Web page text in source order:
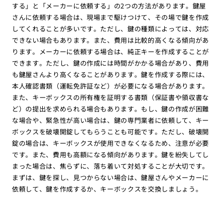
する」と「メーカーに依頼する」の2つの方法があります。鍵屋
さんに依頼する場合は、現場まで駆けつけて、その場で鍵を作成
してくれることが多いです。ただし、鍵の種類によっては、対応
できない場合もあります。また、費用は比較的高くなる傾向があ
ります。メーカーに依頼する場合は、純正キーを作成することが
できます。ただし、鍵の作成には時間がかかる場合があり、費用
も鍵屋さんより高くなることがあります。鍵を作成する際には、
本人確認書類（運転免許証など）が必要になる場合があります。
また、キーボックスの所有権を証明する書類（保証書や領収書な
ど）の提出を求められる場合もあります。もし、鍵の作成が困難
な場合や、緊急性が高い場合は、鍵の専門業者に依頼して、キー
ボックスを破壊開錠してもらうことも可能です。ただし、破壊開
錠の場合は、キーボックスが使用できなくなるため、注意が必要
です。また、費用も高額になる傾向があります。鍵を紛失してし
まった場合は、焦らずに、落ち着いて対処することが大切です。
まずは、鍵を探し、見つからない場合は、鍵屋さんやメーカーに
依頼して、鍵を作成するか、キーボックスを交換しましょう。